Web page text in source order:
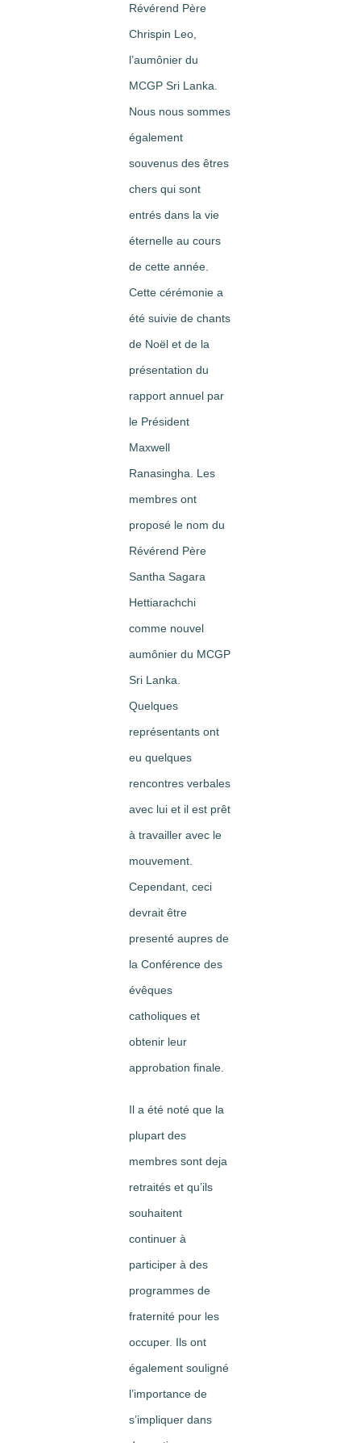
Révérend Père
Chrispin Leo,
l’aumônier du
MCGP Sri Lanka.
Nous nous sommes
également
souvenus des êtres
chers qui sont
entrés dans la vie
éternelle au cours
de cette année.
Cette cérémonie a
été suivie de chants
de Noël et de la
présentation du
rapport annuel par
le Président
Maxwell
Ranasingha. Les
membres ont
proposé le nom du
Révérend Père
Santha Sagara
Hettiarachchi
comme nouvel
aumônier du MCGP
Sri Lanka.
Quelques
représentants ont
eu quelques
rencontres verbales
avec lui et il est prêt
à travailler avec le
mouvement.
Cependant, ceci
devrait être
presenté aupres de
la Conférence des
évêques
catholiques et
obtenir leur
approbation finale.
Il a été noté que la
plupart des
membres sont deja
retraités et qu’ils
souhaitent
continuer à
participer à des
programmes de
fraternité pour les
occuper. Ils ont
également souligné
l’importance de
s’impliquer dans